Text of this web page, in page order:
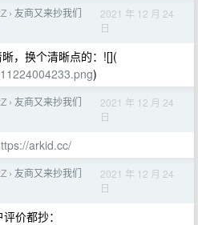
› 友商又来抄我们
2021 年 12 月 24
日
，换个清晰点的：![](
)
› 友商又来抄我们
2021 年 12 月 24
日
arkid.cc/
› 友商又来抄我们
2021 年 12 月 24
日
价都抄：